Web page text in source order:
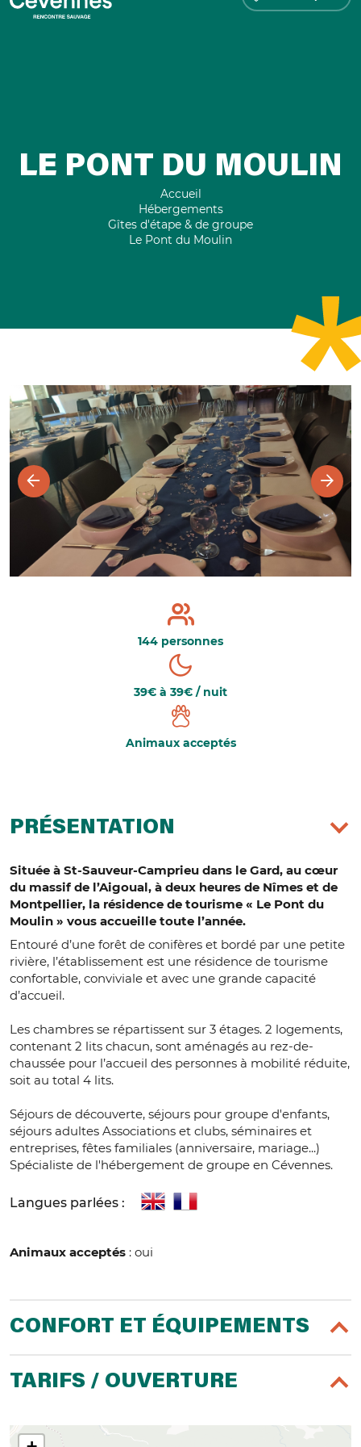
LE PONT DU MOULIN
Accueil
Hébergements
Gîtes d'étape & de groupe
Le Pont du Moulin
144 personnes
39€ à 39€ / nuit
Animaux acceptés
PRÉSENTATION
Située à St-Sauveur-Camprieu dans le Gard, au cœur
du massif de l’Aigoual, à deux heures de Nîmes et de
Montpellier, la résidence de tourisme « Le Pont du
Moulin » vous accueille toute l’année.
Entouré d’une forêt de conifères et bordé par une petite
rivière, l’établissement est une résidence de tourisme
confortable, conviviale et avec une grande capacité
d’accueil.
Les chambres se répartissent sur 3 étages. 2 logements,
contenant 2 lits chacun, sont aménagés au rez-de-
chaussée pour l’accueil des personnes à mobilité réduite,
soit au total 4 lits.
Séjours de découverte, séjours pour groupe d'enfants,
séjours adultes Associations et clubs, séminaires et
entreprises, fêtes familiales (anniversaire, mariage...)
Spécialiste de l'hébergement de groupe en Cévennes.
Langues parlées :
Animaux acceptés : oui
CONFORT ET ÉQUIPEMENTS
TARIFS / OUVERTURE